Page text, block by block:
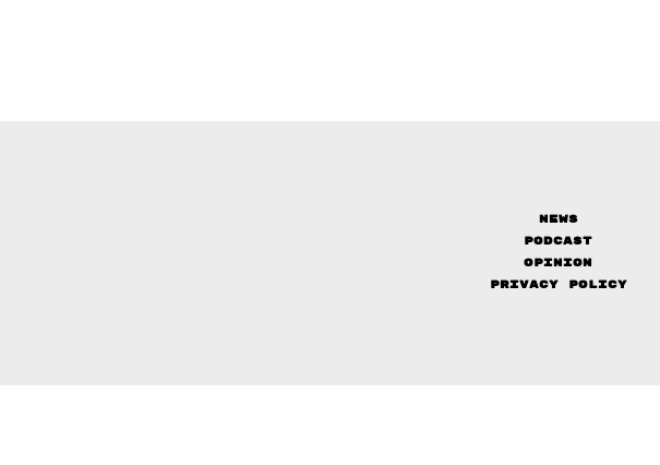
News
Podcast
Opinion
Privacy Policy